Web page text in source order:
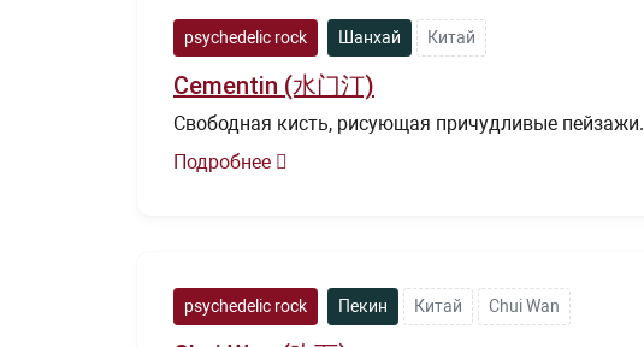
psychedelic rock Шанхай Китай
Cementin (水门汀)
Свободная кисть, рисующая причудливые пейзажи.
Подробнее
psychedelic rock Пекин Китай Chui Wan